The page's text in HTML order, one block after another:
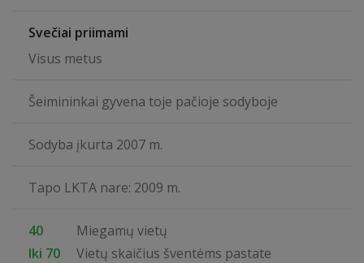
Svečiai priimami
Visus metus
Šeimininkai gyvena toje pačioje sodyboje
Sodyba įkurta 2007 m.
Tapo LKTA nare: 2009 m.
40
Miegamų vietų
Iki 70
Vietų skaičius šventėms pastate